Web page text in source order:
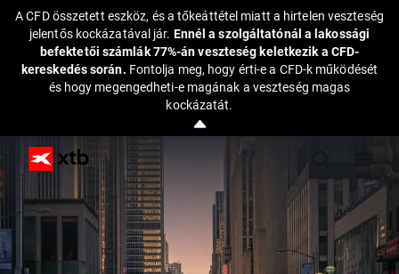
A CFD összetett eszköz, és a tőkeáttétel miatt a hirtelen veszteség
jelentős kockázatával jár. Ennél a szolgáltatónál a lakossági
befektetői számlák 77%-án veszteség keletkezik a CFD-
kereskedés során. Fontolja meg, hogy érti-e a CFD-k működését
és hogy megengedheti-e magának a veszteség magas
kockázatát.